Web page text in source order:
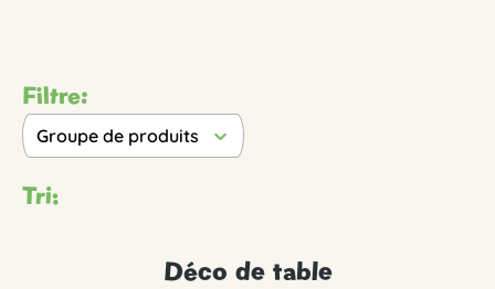
Filtre:
Groupe de produits
Tri:
Déco de table